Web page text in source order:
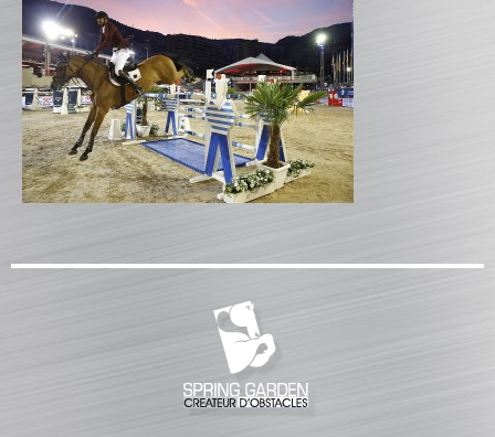
Gamme Classique
Gamme Prestige
Gamme Aluminium
BARRES
Barre hors coeur
Barre carrée
Capuchons
ECHELLES ET PALANQUES
Palanques
FICHES ET RAILS